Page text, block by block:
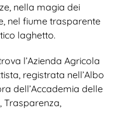
nella magia dei
nel fiume trasparente
laghetto.
l’Azienda Agricola
registrata nell’Albo
dell’Accademia delle
Trasparenza,